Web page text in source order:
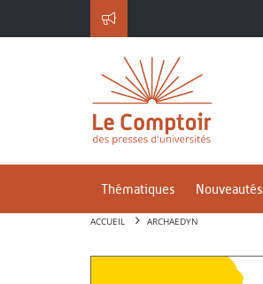
Thématiques Nouveautés
ACCUEIL ARCHAEDYN